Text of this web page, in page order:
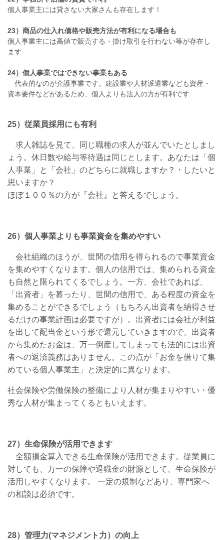
個人事業主には貸さない大家さんも存在します！
23）商品の仕入れ価格や販売方法が有利になる場合も
個人事業主には高値で販売する・掛け取引を行わない等が存在し
ます
24）個人事業ではできない事業もある
代表的なのが介護事業です。建設業や人材派遣業なども資産・
資本要件などがあるため、個人よりも法人の方が有利です
25）従業員採用にも有利
求人雑誌を見て、同じ職種の求人が並んでいたとしまし
ょう。休日数や給与等待遇は同じとします。あなたは「個
人事業」と「会社」のどちらに就職しますか？・したいと
思いますか？
ほぼ１００％の方が『会社』と答えるでしょう。
26）個人事業よりも事業資金を集めやすい
会社組織のほうが、世間の信用を得られるので事業資金
を集めやすくなります。個人の信用では、集められる資金
も自然と限られてくるでしょう。一方、会社であれば、
「出資者」を募ったり、世間の信用で、ある程度の資金を
集めることができるでしょう（もちろん出資者を納得させ
るだけの事業計画は必要ですが）。出資者には会社が利益
を出して配当金という形で還元していきますので、出資者
から集めたお金は、万一倒産してしまっても法的には出資
者への返済義務はありません。この点が「お金を借りて集
めている個人事業主」と決定的に異なります。
社会保険や労働保険の整備により人材が集まりやすい・優
秀な人材が集まってくるともいえます。
27）生命保険が活用できます
全額損金算入できる生命保険が活用できます。従業員に
対しても、万一の保障や退職金の財源として、生命保険が
活用しやすくなります。 一定の規制などあり、専門家へ
の相談は必須です。
28）管理力(マネジメント力）の向上